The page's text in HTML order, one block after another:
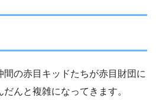
の赤目キッドたちが赤目財団に
んと複雑になってきます。